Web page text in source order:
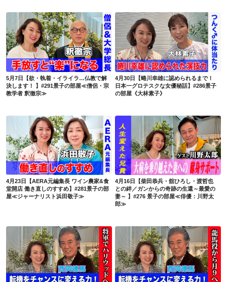
5月7日【欲・執着・イライラ…仏教で解決します！ 】#291景子の部屋≪僧侶・宗教学者 釈徹宗≫
5月7日【欲・執着・イライラ…仏教で解
決します！ 】#291景子の部屋≪僧侶・宗
教学者 釈徹宗≫
4月30日【蜷川幸雄に認められるまで！日本一グロテスクな女優秘話】#286景子の部屋《大林素子》
4月30日【蜷川幸雄に認められるまで！
日本一グロテスクな女優秘話】#286景子
の部屋《大林素子》
4月23日【AERA元編集長 ワイン農家&食堂開店 働き直しのすすめ】#281景子の部屋≪ジャーナリスト浜田敬子≫
4月23日【AERA元編集長 ワイン農家&食
堂開店 働き直しのすすめ】#281景子の部
屋≪ジャーナリスト浜田敬子≫
4月16日【柴田恭兵・舘ひろし・渡哲也との絆／ガンからの奇跡の生還～最愛の妻～ 】#276 景子の部屋≪俳優：川野太郎≫
4月16日【柴田恭兵・舘ひろし・渡哲也
との絆／ガンからの奇跡の生還～最愛の
妻～ 】#276 景子の部屋≪俳優：川野太
郎≫
4月9日【将軍ハリウッド撮影＆乳首ドリル挑戦秘話】景子の部屋＜俳優・西岡德馬 その２＞#271 ４月２日【タイツから赤下着で舞台スターに？松田優作との交流秘話など】景子の部屋＜俳優・西岡德馬＞#266